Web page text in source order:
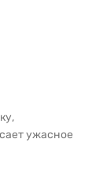
ужасное